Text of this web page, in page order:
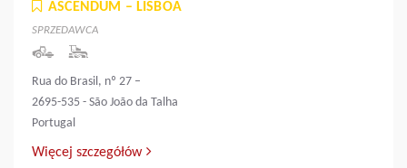
ASCENDUM – LISBOA
SPRZEDAWCA
Rua do Brasil, nº 27 –
2695-535 - São João da Talha
Portugal
Więcej szczegółów